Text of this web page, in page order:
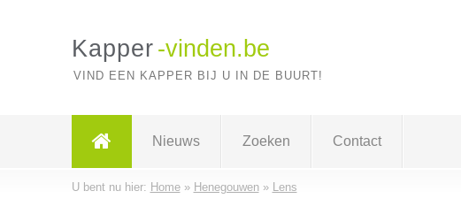
Kapper -vinden.be
VIND EEN KAPPER BIJ U IN DE BUURT!
Nieuws Zoeken Contact
U bent nu hier: Home» Henegouwen» Lens